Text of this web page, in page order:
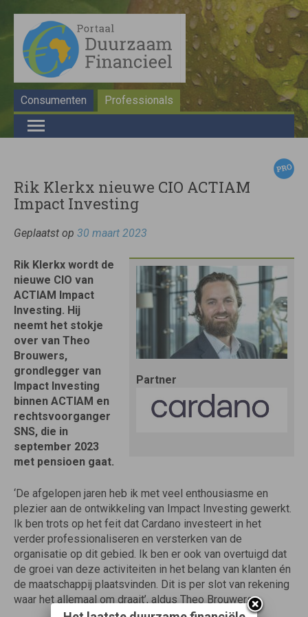
Consumenten Professionals
Rik Klerkx nieuwe CIO ACTIAM
Impact Investing
Geplaatst op 30 maart 2023
Partner
Rik Klerkx wordt de
nieuwe CIO van
ACTIAM Impact
Investing. Hij
neemt het stokje
over van Theo
Brouwers,
grondlegger van
Impact Investing
binnen ACTIAM en
rechtsvoorganger
SNS, die in
september 2023
met pensioen gaat.
‘De afgelopen jaren heb ik met veel enthousiasme en
plezier aan de ontwikkeling van Impact Investing gewerkt.
Ik ben trots op het feit dat Cardano investeert in het
verder professionaliseren en versterken van de
organisatie op dit gebied. Ik ben er ook van overtuigd dat
de groei van deze activiteiten in het belang van klanten én
de maatschappij plaatsvinden. Dit is per slot van rekening
waar het allemaal om draait’, aldus Theo Brouwers.